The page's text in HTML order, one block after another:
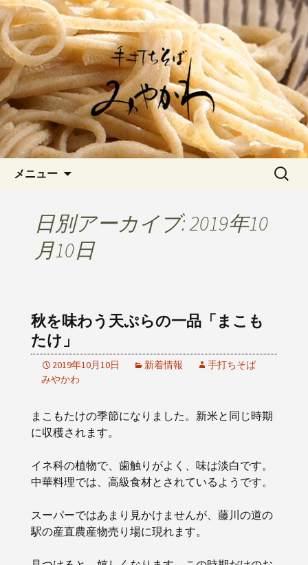
岡崎の「手打ちそば みやか
わ」のブログです
愛知県岡崎市でひっそりと佇む「手打
ちそばみやかわ」では自家製粉にこだ
わった一日十食限定の十割そばをお楽
しみいただけます。新しいそばや季節
の食材を使用した天婦羅メニューなど
新着情報はこちら
メニュー
検
日別アーカイブ: 2019年10
月10日
秋を味わう天ぷらの一品「まこも
たけ」
2019年10月10日 新着情報
手打ちそば
みやかわ
まこもたけの季節になりました。新米と同じ時期
に収穫されます。
イネ科の植物で、歯触りがよく、味は淡白です。
中華料理では、高級食材とされているようです。
スーパーではあまり見かけませんが、藤川の道の
駅の産直農産物売り場に現れます。